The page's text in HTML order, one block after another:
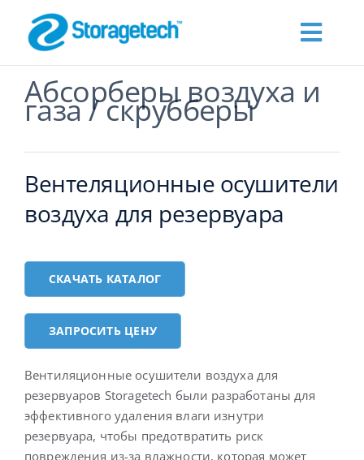
content
О нас
Промышленность
Абсорберы воздуха и
газа / скрубберы
Вентеляционные осушители
воздуха для резервуара
СКАЧАТЬ КАТАЛОГ
ЗАПРОСИТЬ ЦЕНУ
Вентиляционные осушители воздуха для
резервуаров Storagetech были разработаны для
эффективного удаления влаги изнутри
резервуара, чтобы предотвратить риск
повреждения из-за влажности, которая может